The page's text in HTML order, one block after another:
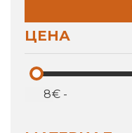
ЦЕНА
€ -